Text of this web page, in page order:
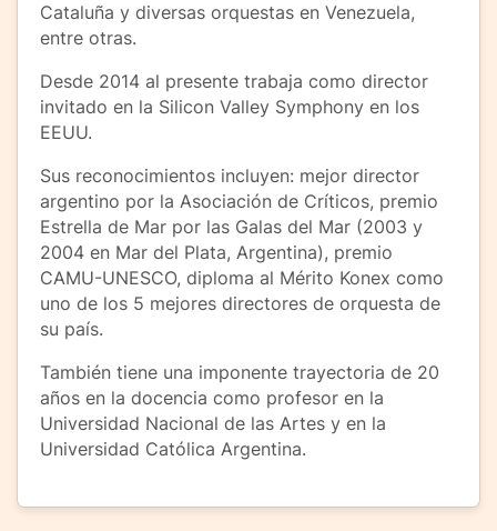
Cataluña y diversas orquestas en Venezuela,
entre otras.
Desde 2014 al presente trabaja como director
invitado en la Silicon Valley Symphony en los
EEUU.
Sus reconocimientos incluyen: mejor director
argentino por la Asociación de Críticos, premio
Estrella de Mar por las Galas del Mar (2003 y
2004 en Mar del Plata, Argentina), premio
CAMU-UNESCO, diploma al Mérito Konex como
uno de los 5 mejores directores de orquesta de
su país.
También tiene una imponente trayectoria de 20
años en la docencia como profesor en la
Universidad Nacional de las Artes y en la
Universidad Católica Argentina.